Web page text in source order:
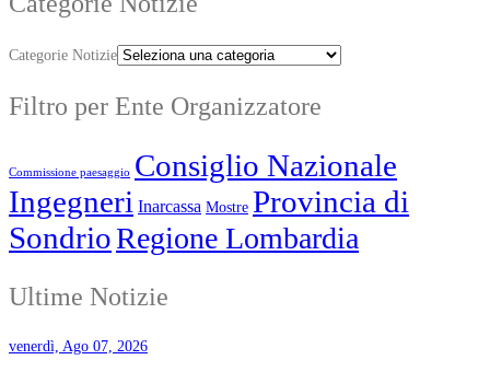
Categorie Notizie
Filtro per Ente Organizzatore
Commissione paesaggio Consiglio Nazionale
Ingegneri Inarcassa Mostre Provincia di
SondrioRegione Lombardia
Ultime Notizie
venerdì, Ago 07, 2026